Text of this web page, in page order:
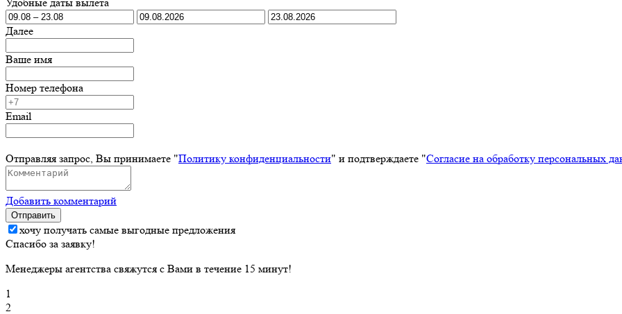
Далее
Ваше имя
Номер телефона
Email
Отправляя запрос, Вы принимаете "Политику конфиденциальности" и подтверждаете "Согласие на обработку персональных
Добавить комментарий
Отправить
хочу получать самые выгодные предложения
Спасибо за заявку!
Менеджеры агентства свяжутся с Вами в течение 15 минут!
1
2